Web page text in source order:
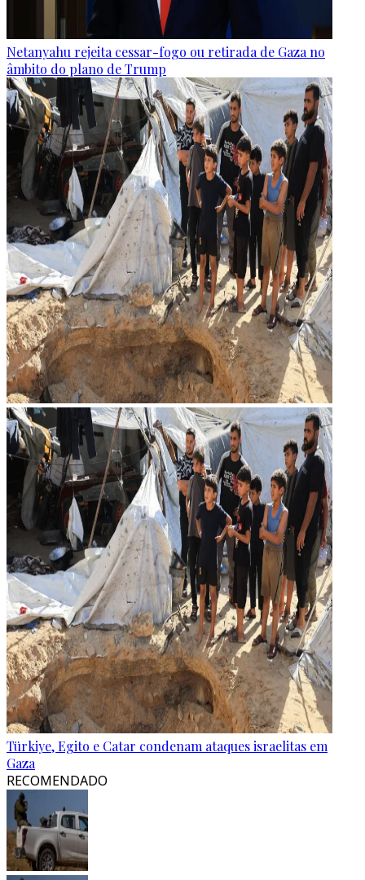
Netanyahu rejeita cessar-fogo ou retirada de Gaza no
âmbito do plano de Trump
Türkiye, Egito e Catar condenam ataques israelitas em
Gaza
RECOMENDADO